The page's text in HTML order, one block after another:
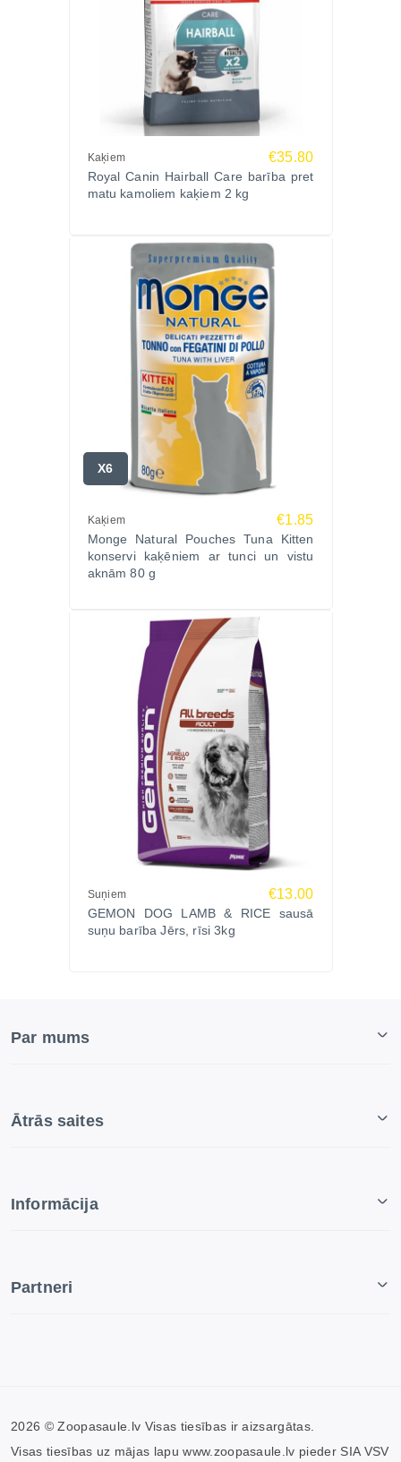
Kaķiem €35.80
Royal Canin Hairball Care barība pret
matu kamoliem kaķiem 2 kg
X6
Kaķiem €1.85
Monge Natural Pouches Tuna Kitten
konservi kaķēniem ar tunci un vistu
aknām 80 g
Suņiem €13.00
GEMON DOG LAMB & RICE sausā
suņu barība Jērs, rīsi 3kg
Par mums
Ātrās saites
Informācija
Partneri
2026 © Zoopasaule.lv Visas tiesības ir aizsargātas.
Visas tiesības uz mājas lapu www.zoopasaule.lv pieder SIA VSV